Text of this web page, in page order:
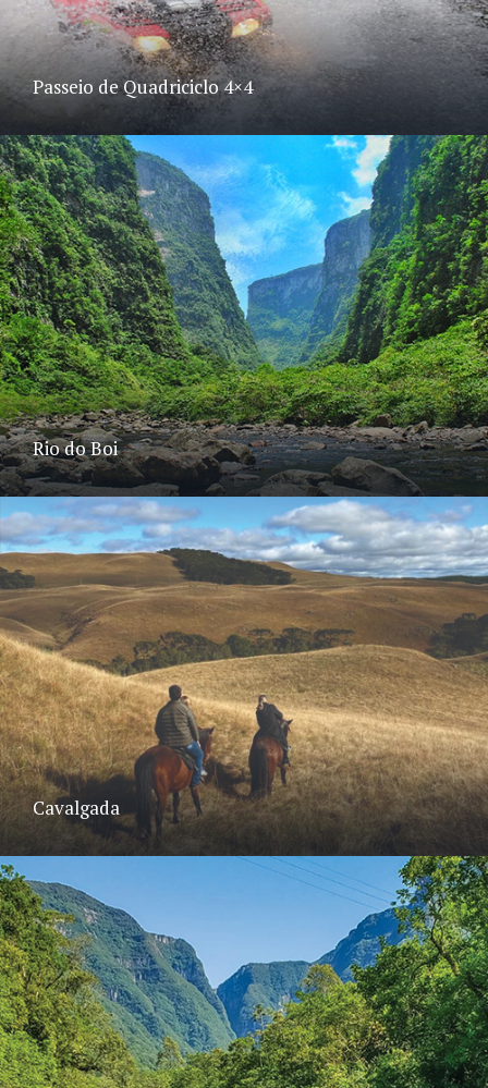
Passeio de Quadriciclo 4×4
Rio do Boi
Cavalgada